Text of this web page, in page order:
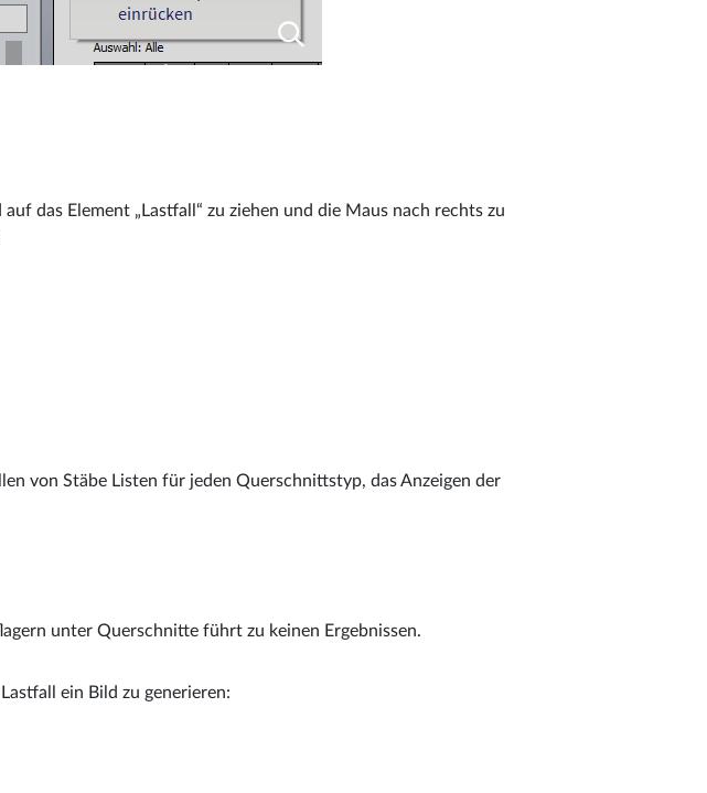
das Element „Lastfall“ zu ziehen und die Maus nach rechts zu
von Stäbe Listen für jeden Querschnittstyp, das Anzeigen der
unter Querschnitte führt zu keinen Ergebnissen.
ein Bild zu generieren: